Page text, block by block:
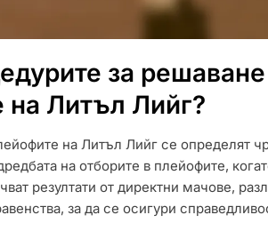
за
на Литъл Лийг?
на Литъл Лийг се определят
на отборите в плейофите,
резултати от директни мачове,
за да се осигури